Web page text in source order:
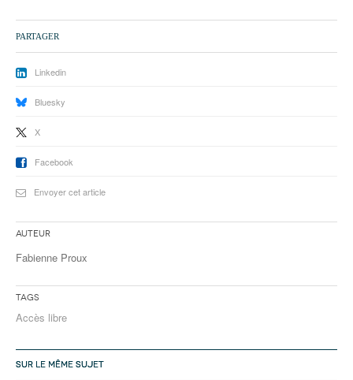
PARTAGER
Linkedin
Bluesky
X
Facebook
Envoyer cet article
Auteur
Fabienne Proux
Tags
Accès libre
SUR LE MÊME SUJET